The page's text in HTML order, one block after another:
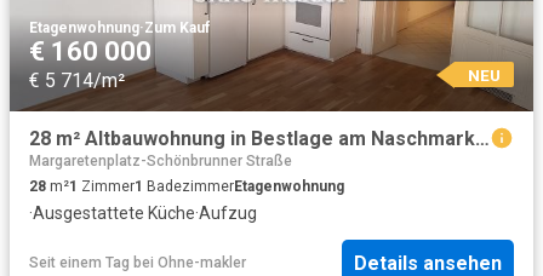
Etagenwohnung·Zum Kauf
€ 160 000
€ 5 714/m² NEU
28 m² Altbauwohnung in Bestlage am Naschmarkt, 5. Bezirk
Margaretenplatz-Schönbrunner Straße
28 m²1 Zimmer1 BadezimmerEtagenwohnung
·Ausgestattete Küche·Aufzug
Seit einem Tag bei Ohne-makler Details ansehen